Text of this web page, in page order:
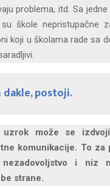
problema, itd. Sa
škole nepristupačne
koji u školama rade sa
dakle, postoji.
uzrok može se
komunikacije. To za
i niz
strane.